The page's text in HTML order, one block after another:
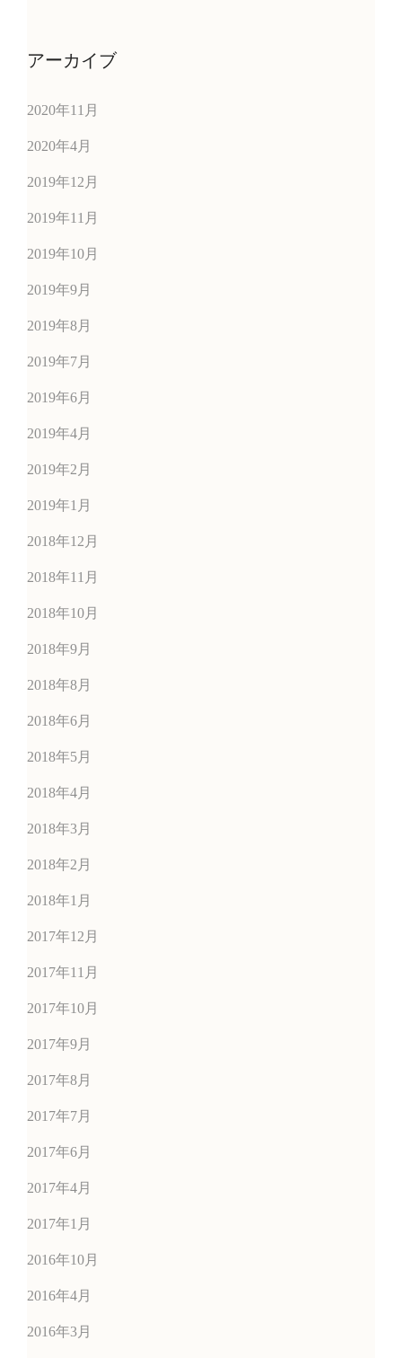
アーカイブ
2020年11月
2020年4月
2019年12月
2019年11月
2019年10月
2019年9月
2019年8月
2019年7月
2019年6月
2019年4月
2019年2月
2019年1月
2018年12月
2018年11月
2018年10月
2018年9月
2018年8月
2018年6月
2018年5月
2018年4月
2018年3月
2018年2月
2018年1月
2017年12月
2017年11月
2017年10月
2017年9月
2017年8月
2017年7月
2017年6月
2017年4月
2017年1月
2016年10月
2016年4月
2016年3月